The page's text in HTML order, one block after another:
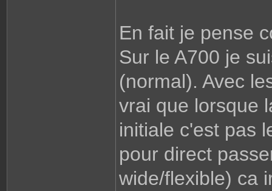
En fait je pense
Sur le A700 je
(normal). Avec
vrai que lorsque
initiale c'est pas
pour direct
wide/flexible) ca